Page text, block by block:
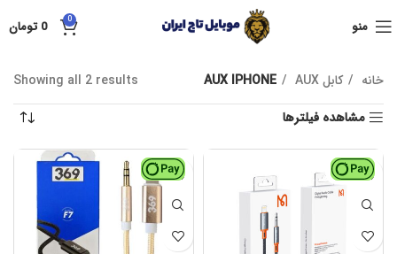
منو 0
0 تومان
خانه کابل AUX AUX IPHONE
Showing all 2 results
مشاهده فیلترها
اورجینال